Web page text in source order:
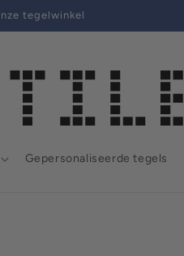
tegelwinkel
Gepersonaliseerde tegels